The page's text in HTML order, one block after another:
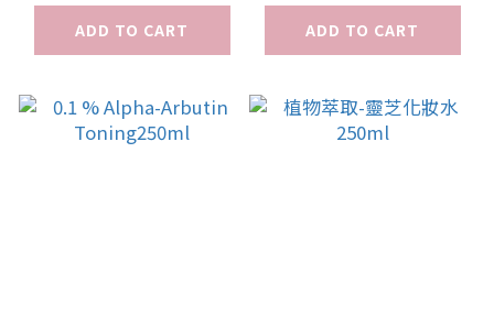
ADD TO CART ADD TO CART